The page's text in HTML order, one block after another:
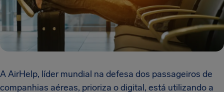
A AirHelp, líder mundial na defesa dos passageiros de
companhias aéreas, prioriza o digital, está utilizando a